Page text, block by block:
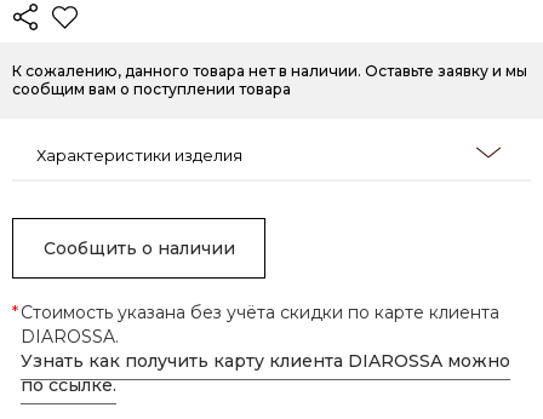
К сожалению, данного товара нет в наличии. Оставьте заявку и мы
сообщим вам о поступлении товара
Характеристики изделия
Сообщить о наличии
*Стоимость указана без учёта скидки по карте клиента
DIAROSSA.
Узнать как получить карту клиента DIAROSSA можно
по ссылке.